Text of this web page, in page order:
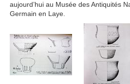
aujourd’hui au Musée des Antiquités
Germain en Laye.